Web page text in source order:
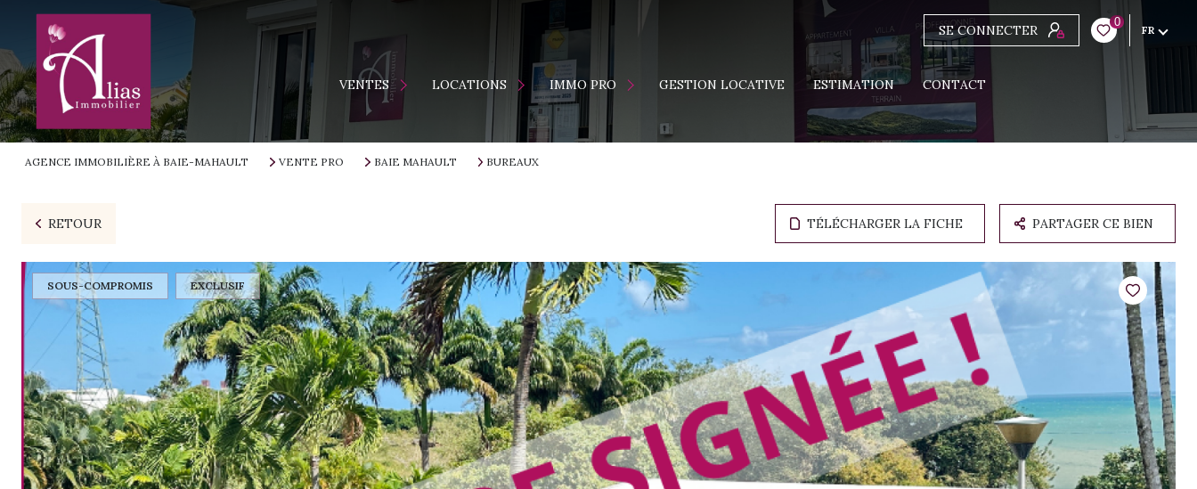
SE CONNECTER
0
FR
VENTES
APPARTEMENTS
TERRAINS
PROGRAMMES NEUFS
LOCATIONS
MAISONS
APPARTEMENTS
IMMO PRO
LOCATION
VENTE
GESTION LOCATIVE ESTIMATION CONTACT
AGENCE IMMOBILIÈRE À BAIE-MAHAULT VENTE PRO BAIE MAHAULT BUREAUX
RETOUR TÉLÉCHARGER LA FICHE PARTAGER CE BIEN
SOUS-COMPROMIS EXCLUSIF